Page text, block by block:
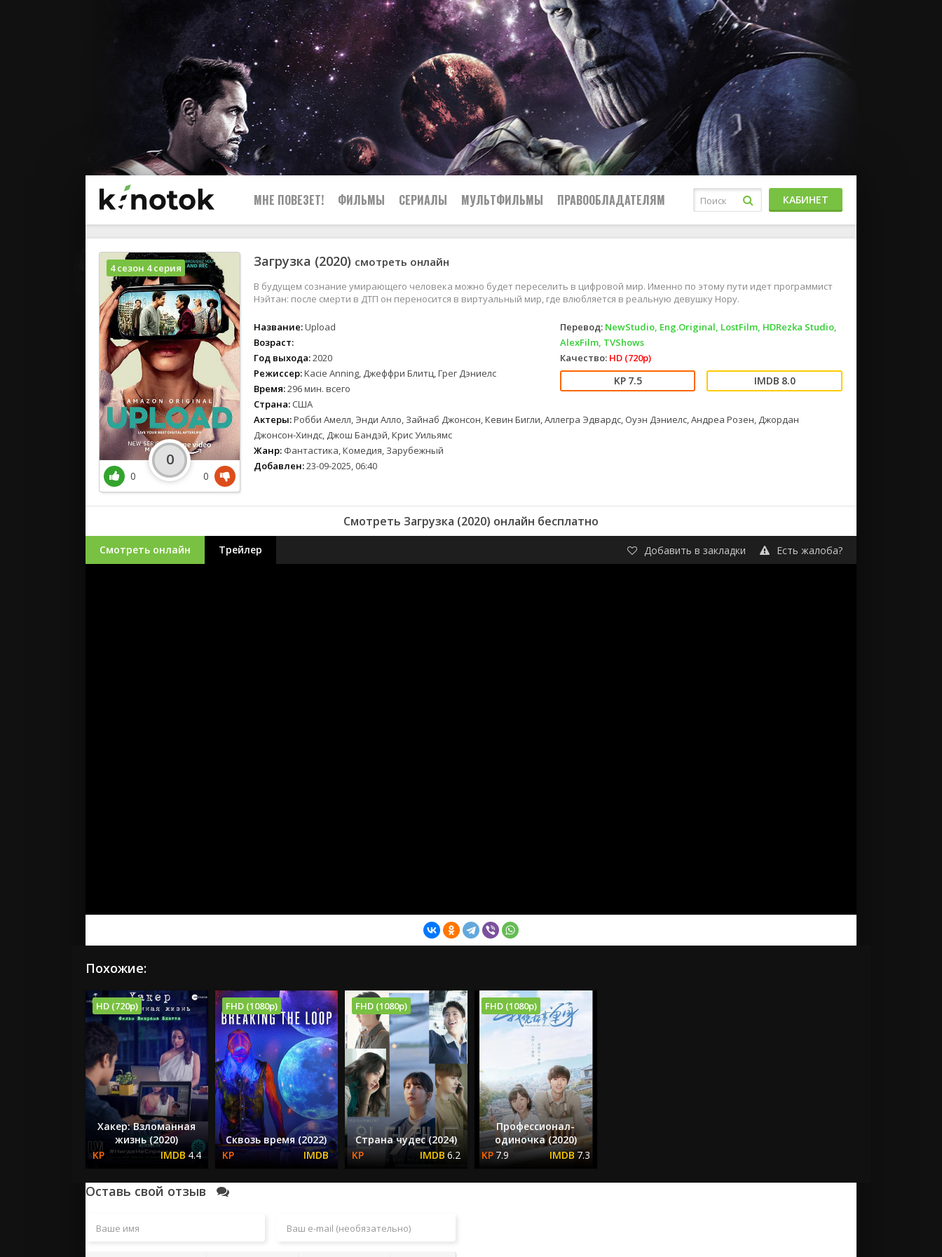
МНЕ ПОВЕЗЕТ! ФИЛЬМЫ СЕРИАЛЫ МУЛЬТФИЛЬМЫ ПРАВООБЛАДАТЕЛЯМ КАБИНЕТ
Загрузка (2020) смотреть онлайн
В будущем сознание умирающего человека можно будет переселить в цифровой мир. Именно по этому пути идет программист
Нэйтан: после смерти в ДТП он переносится в виртуальный мир, где влюбляется в реальную девушку Нору.
Название:Upload
Возраст:
Год выхода:2020
Режиссер:Kacie Anning, Джеффри Блитц, Грег Дэниелс
Время:296 мин. всего
Страна: США
Перевод: NewStudio, Eng.Original, LostFilm, HDRezka Studio,
AlexFilm, TVShows
Качество: HD (720p)
7.5 8.0
Актеры:Робби Амелл, Энди Алло, Зайнаб Джонсон, Кевин Бигли, Аллегра Эдвардс, Оуэн Дэниелс, Андреа Розен, Джордан
Джонсон-Хиндс, Джош Бандэй, Крис Уильямс
Жанр: Фантастика, Комедия, Зарубежный
Добавлен:23-09-2025, 06:40
4 сезон 4 серия
0
0
0
Смотреть Загрузка (2020) онлайн бесплатно
Смотреть онлайн Трейлер Добавить в закладки Есть жалоба?
Похожие:
HD (720p)
Хакер: Взломанная
жизнь (2020)
4.4
FHD (1080p)
Сквозь время (2022)
FHD (1080p)
Страна чудес (2024)
6.2
FHD (1080p)
Профессионал-
одиночка (2020)
7.9
7.3
Оставь свой отзыв